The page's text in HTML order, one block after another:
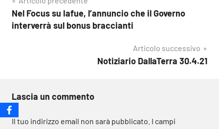
articoli
Nel Focus su Iafue, l’annuncio che il Governo
interverrà sul bonus braccianti
Articolo successivo
Notiziario DallaTerra 30.4.21
Lascia un commento
Il tuo indirizzo email non sarà pubblicato. I campi